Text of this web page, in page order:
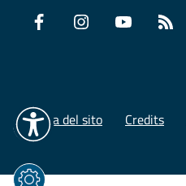
Facebook Instagram YouTube
Mappa del sito Credits